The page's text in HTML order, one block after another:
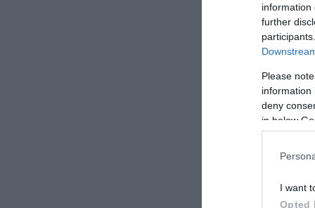
information
further
Please
information
deny
in below
I want
Opted